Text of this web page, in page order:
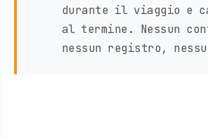
durante il viaggio e
al termine. Nessun
nessun registro,